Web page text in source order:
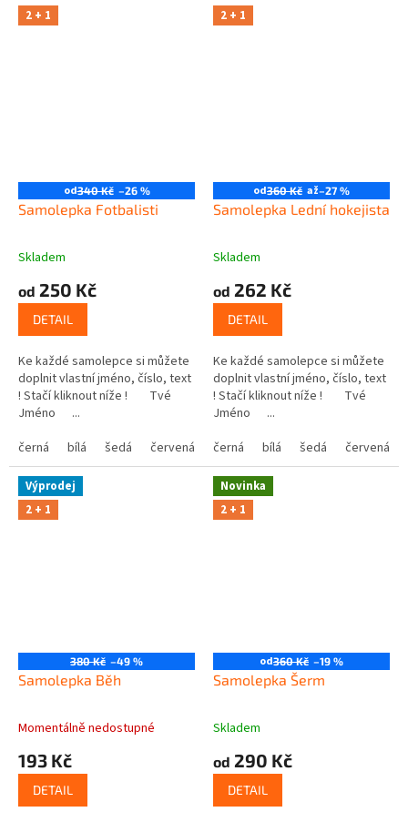
2 + 1
od340 Kč –26 %
Samolepka Fotbalisti
Skladem
od 250 Kč
DETAIL
Ke každé samolepce si můžete
doplnit vlastní jméno, číslo, text
! Stačí kliknout níže ! Tvé
Jméno ...
černá
bílá šedá červená modrá žlutá zelená růžová
2 + 1
od360 Kč až–27 %
Samolepka Lední hokejista
Skladem
od 262 Kč
DETAIL
Ke každé samolepce si můžete
doplnit vlastní jméno, číslo, text
! Stačí kliknout níže ! Tvé
Jméno ...
černá
bílá šedá červená
Výprodej
2 + 1
380 Kč –49 %
Samolepka Běh
Momentálně nedostupné
193 Kč
DETAIL
Novinka
2 + 1
od360 Kč –19 %
Samolepka Šerm
Skladem
od 290 Kč
DETAIL